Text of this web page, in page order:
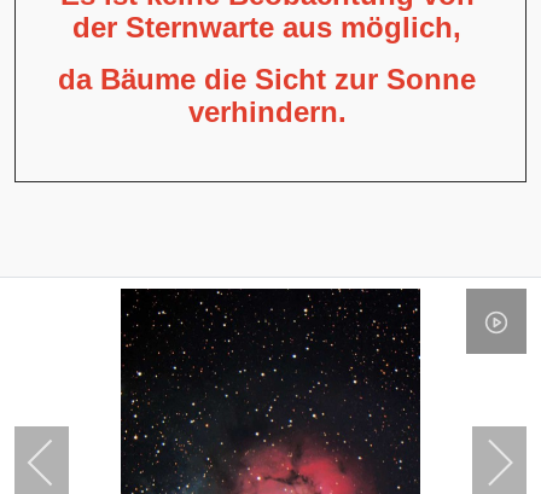
der Sternwarte aus möglich,
da Bäume die Sicht zur Sonne
verhindern.